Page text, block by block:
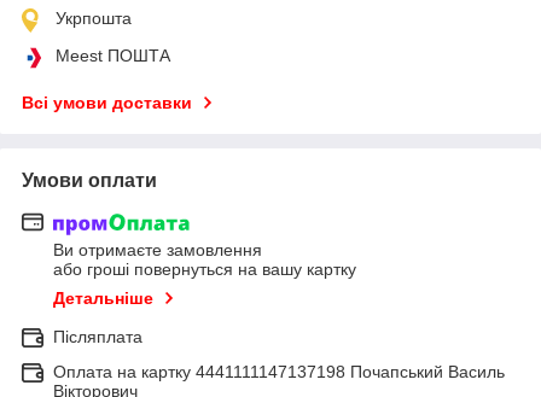
Укрпошта
Meest ПОШТА
Всі умови доставки
Умови оплати
Ви отримаєте замовлення
або гроші повернуться на вашу картку
Детальніше
Післяплата
Оплата на картку 4441111147137198 Почапський Василь
Вікторович